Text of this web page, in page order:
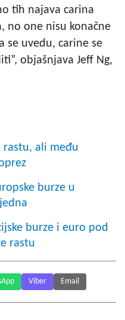
tih najava carina
no one nisu konačne
se uvedu, carine se
objašnjava Jeff Ng,
rastu, ali među
burze u
burze i euro pod
rastu
Viber Email